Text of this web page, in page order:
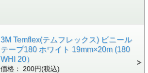
3M Temflex(テムフレックス) ビニール
テープ180 ホワイト 19mm×20m (180
WHI 20）
価格： 200円(税込)